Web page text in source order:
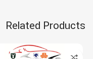
Related Products